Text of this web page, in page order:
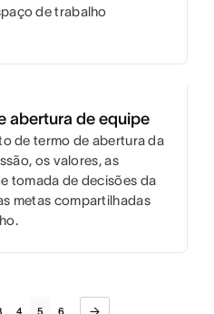
de trabalho
abertura de equipe
de termo de abertura da
os valores, as
tomada de decisões da
metas compartilhadas
4 5 6